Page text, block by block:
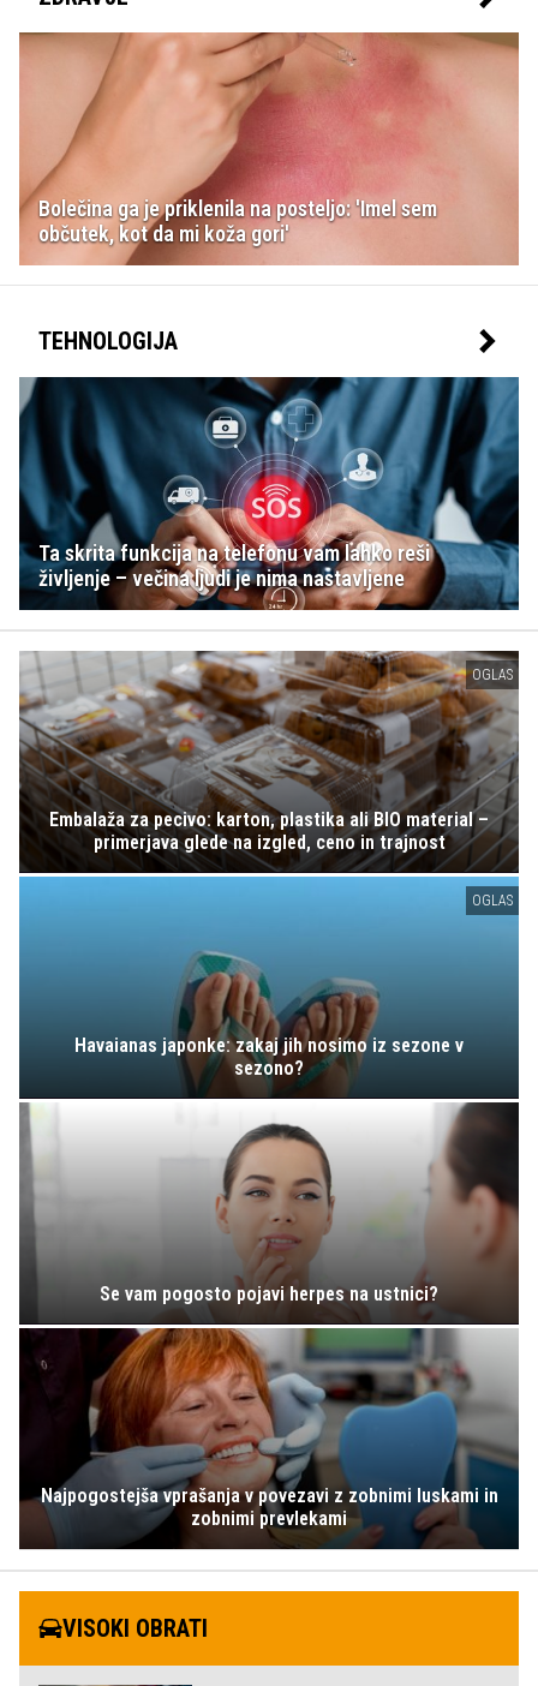
Bolečina ga je priklenila na posteljo: 'Imel sem
občutek, kot da mi koža gori'
TEHNOLOGIJA
Ta skrita funkcija na telefonu vam lahko reši
življenje – večina ljudi je nima nastavljene
OGLAS
Embalaža za pecivo: karton, plastika ali BIO material –
primerjava glede na izgled, ceno in trajnost
OGLAS
Havaianas japonke: zakaj jih nosimo iz sezone v
sezono?
Se vam pogosto pojavi herpes na ustnici?
Najpogostejša vprašanja v povezavi z zobnimi luskami in
zobnimi prevlekami
VISOKI OBRATI